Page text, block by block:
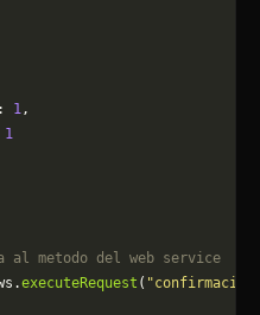
: 1,
1
al metodo del web service
executeRequest (